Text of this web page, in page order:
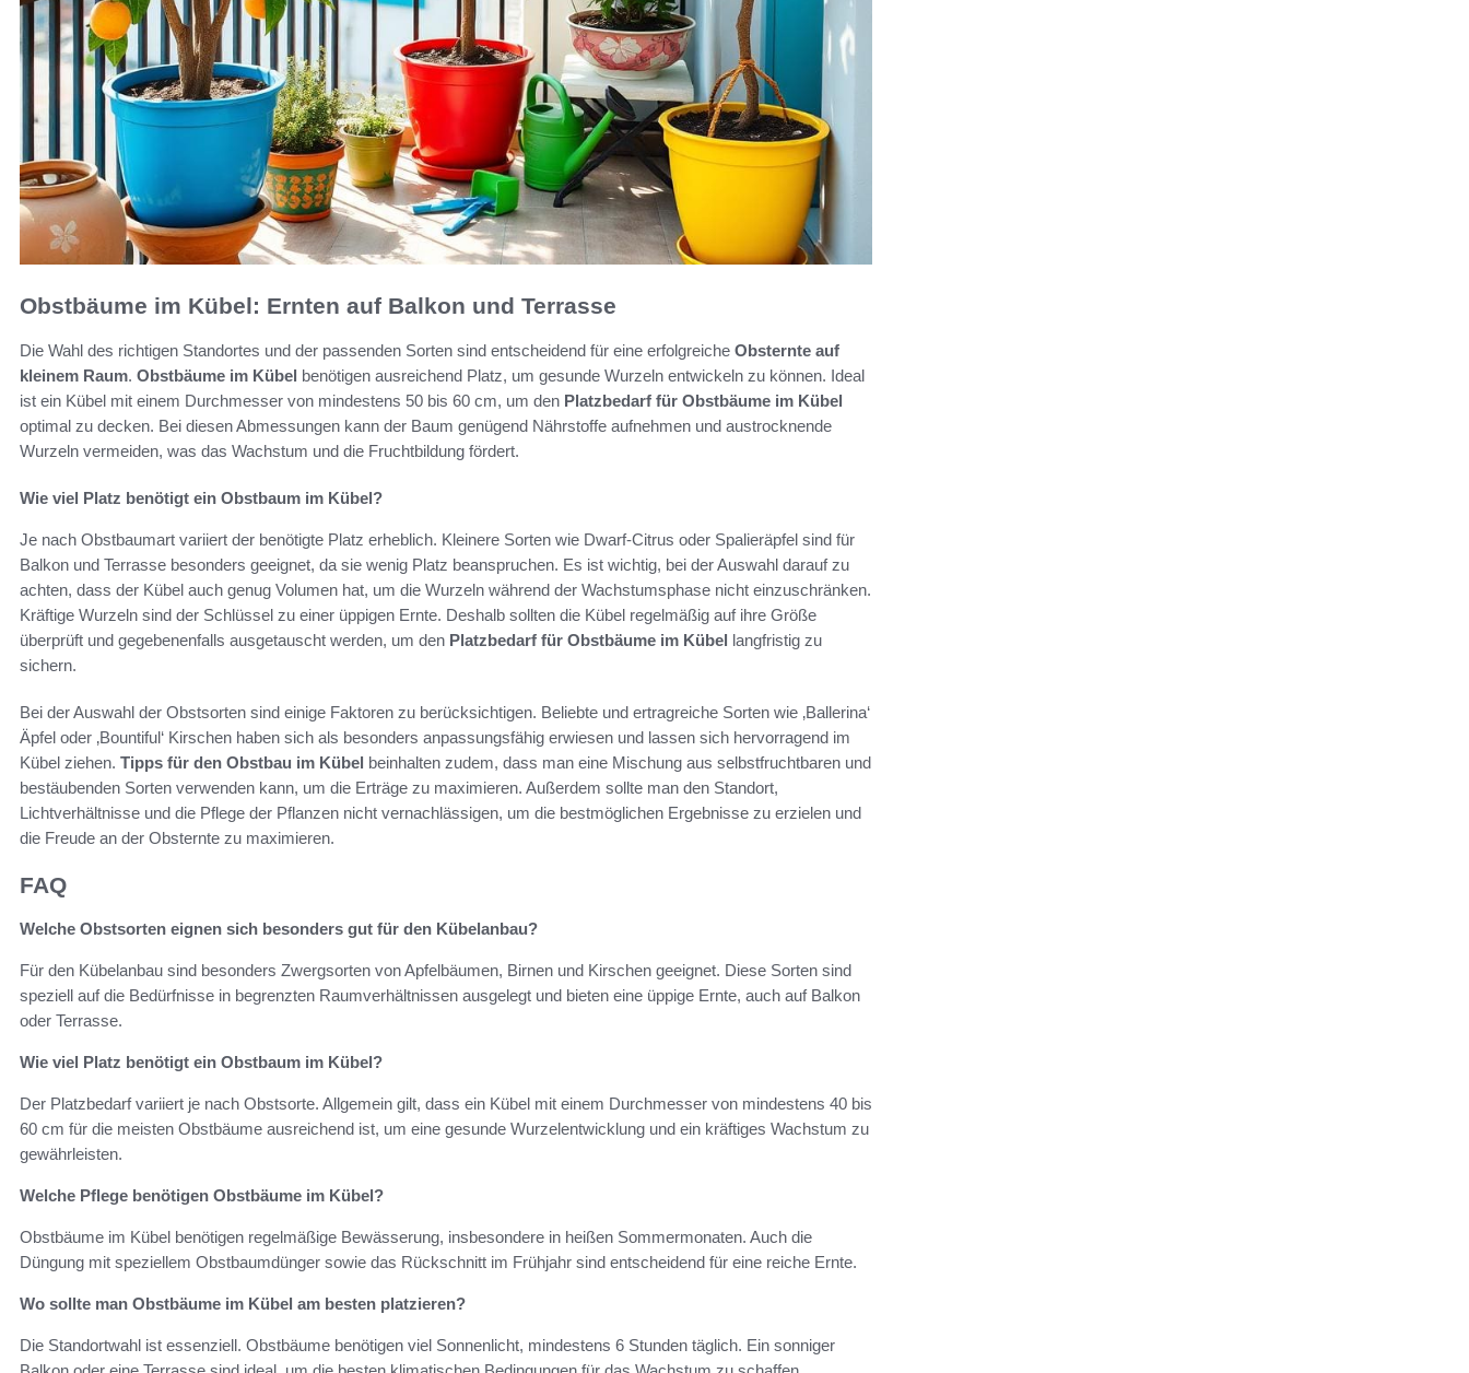
Obstbäume im Kübel: Ernten auf Balkon und Terrasse
Die Wahl des richtigen Standortes und der passenden Sorten sind entscheidend für eine erfolgreiche Obsternte auf
kleinem Raum. Obstbäume im Kübel benötigen ausreichend Platz, um gesunde Wurzeln entwickeln zu können. Ideal
ist ein Kübel mit einem Durchmesser von mindestens 50 bis 60 cm, um den Platzbedarf für Obstbäume im Kübel
optimal zu decken. Bei diesen Abmessungen kann der Baum genügend Nährstoffe aufnehmen und austrocknende
Wurzeln vermeiden, was das Wachstum und die Fruchtbildung fördert.
Wie viel Platz benötigt ein Obstbaum im Kübel?
Je nach Obstbaumart variiert der benötigte Platz erheblich. Kleinere Sorten wie Dwarf-Citrus oder Spalieräpfel sind für
Balkon und Terrasse besonders geeignet, da sie wenig Platz beanspruchen. Es ist wichtig, bei der Auswahl darauf zu
achten, dass der Kübel auch genug Volumen hat, um die Wurzeln während der Wachstumsphase nicht einzuschränken.
Kräftige Wurzeln sind der Schlüssel zu einer üppigen Ernte. Deshalb sollten die Kübel regelmäßig auf ihre Größe
überprüft und gegebenenfalls ausgetauscht werden, um den Platzbedarf für Obstbäume im Kübel langfristig zu
sichern.
Bei der Auswahl der Obstsorten sind einige Faktoren zu berücksichtigen. Beliebte und ertragreiche Sorten wie ‚Ballerina‘
Äpfel oder ‚Bountiful‘ Kirschen haben sich als besonders anpassungsfähig erwiesen und lassen sich hervorragend im
Kübel ziehen. Tipps für den Obstbau im Kübel beinhalten zudem, dass man eine Mischung aus selbstfruchtbaren und
bestäubenden Sorten verwenden kann, um die Erträge zu maximieren. Außerdem sollte man den Standort,
Lichtverhältnisse und die Pflege der Pflanzen nicht vernachlässigen, um die bestmöglichen Ergebnisse zu erzielen und
die Freude an der Obsternte zu maximieren.
FAQ
Welche Obstsorten eignen sich besonders gut für den Kübelanbau?
Für den Kübelanbau sind besonders Zwergsorten von Apfelbäumen, Birnen und Kirschen geeignet. Diese Sorten sind
speziell auf die Bedürfnisse in begrenzten Raumverhältnissen ausgelegt und bieten eine üppige Ernte, auch auf Balkon
oder Terrasse.
Wie viel Platz benötigt ein Obstbaum im Kübel?
Der Platzbedarf variiert je nach Obstsorte. Allgemein gilt, dass ein Kübel mit einem Durchmesser von mindestens 40 bis
60 cm für die meisten Obstbäume ausreichend ist, um eine gesunde Wurzelentwicklung und ein kräftiges Wachstum zu
gewährleisten.
Welche Pflege benötigen Obstbäume im Kübel?
Obstbäume im Kübel benötigen regelmäßige Bewässerung, insbesondere in heißen Sommermonaten. Auch die
Düngung mit speziellem Obstbaumdünger sowie das Rückschnitt im Frühjahr sind entscheidend für eine reiche Ernte.
Wo sollte man Obstbäume im Kübel am besten platzieren?
Die Standortwahl ist essenziell. Obstbäume benötigen viel Sonnenlicht, mindestens 6 Stunden täglich. Ein sonniger